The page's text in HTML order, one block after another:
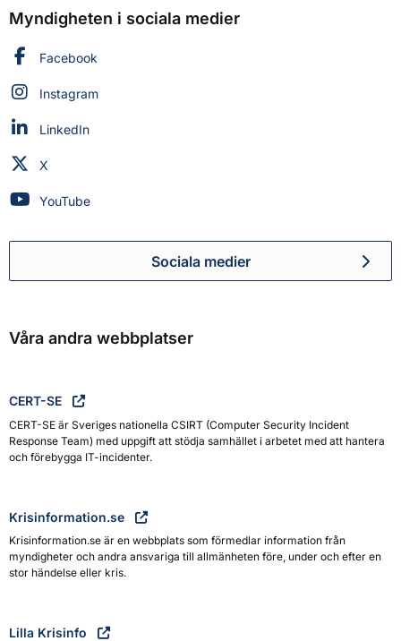
Myndigheten i sociala medier
Myndigheten för civilt försvar på
Facebook
Myndigheten för civilt försvar på
Instagram
Myndigheten för civilt försvar på
LinkedIn
Myndigheten för civilt försvar på
X
Myndigheten för civilt försvar på
YouTube
Myndigheten för civilt
Sociala medier
Våra andra webbplatser
CERT-SE
CERT-SE är Sveriges nationella CSIRT (Computer Security Incident
Response Team) med uppgift att stödja samhället i arbetet med att hantera
och förebygga IT-incidenter.
Krisinformation.se
Krisinformation.se är en webbplats som förmedlar information från
myndigheter och andra ansvariga till allmänheten före, under och efter en
stor händelse eller kris.
Lilla Krisinfo